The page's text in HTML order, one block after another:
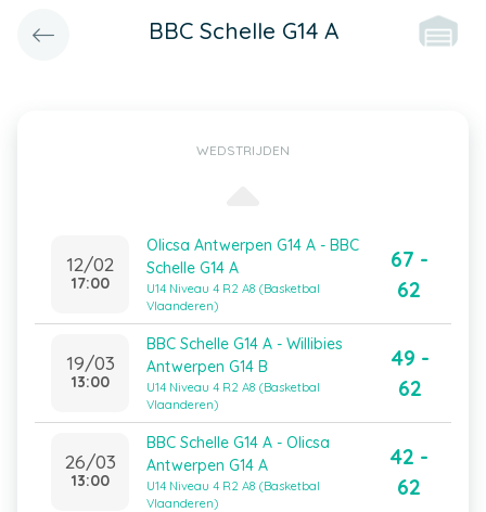
BBC Schelle G14 A
WEDSTRIJDEN
12/02
17:00
Olicsa Antwerpen G14 A - BBC
Schelle G14 A
U14 Niveau 4 R2 A8 (Basketbal
Vlaanderen)
67 -
62
19/03
13:00
BBC Schelle G14 A - Willibies
Antwerpen G14 B
U14 Niveau 4 R2 A8 (Basketbal
Vlaanderen)
49 -
62
26/03
13:00
BBC Schelle G14 A - Olicsa
Antwerpen G14 A
U14 Niveau 4 R2 A8 (Basketbal
Vlaanderen)
42 -
62